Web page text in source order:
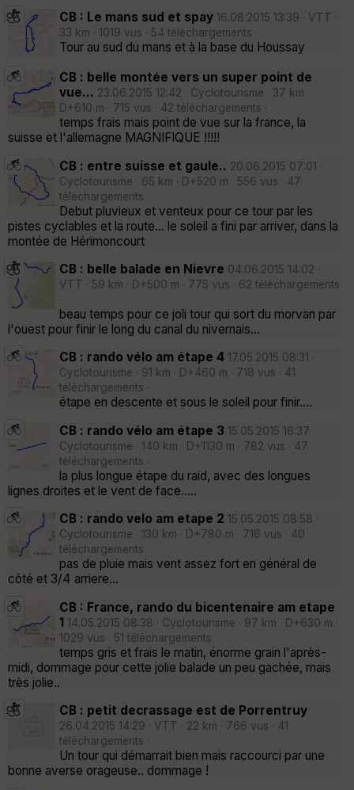
CB : Le mans sud et spay 16.08.2015 13:39 · VTT ·
33 km · 1019 vus · 54 téléchargements ·
Tour au sud du mans et à la base du Houssay
CB : belle montée vers un super point de
vue... 23.06.2015 12:42 · Cyclotourisme · 37 km ·
D+610 m · 715 vus · 42 téléchargements ·
temps frais mais point de vue sur la france, la
suisse et l'allemagne MAGNIFIQUE !!!!!
CB : entre suisse et gaule.. 20.06.2015 07:01 ·
Cyclotourisme · 65 km · D+520 m · 556 vus · 47
téléchargements ·
Debut pluvieux et venteux pour ce tour par les
pistes cyclables et la route... le soleil a fini par arriver, dans la
montée de Hérimoncourt
CB : belle balade en Nievre 04.06.2015 14:02 ·
VTT · 59 km · D+500 m · 775 vus · 62 téléchargements
·
beau temps pour ce joli tour qui sort du morvan par
l'ouest pour finir le long du canal du nivernais...
CB : rando vélo am étape 4 17.05.2015 08:31 ·
Cyclotourisme · 91 km · D+460 m · 718 vus · 41
téléchargements ·
étape en descente et sous le soleil pour finir....
CB : rando vélo am étape 3 15.05.2015 16:37 ·
Cyclotourisme · 140 km · D+1130 m · 782 vus · 47
téléchargements ·
la plus longue étape du raid, avec des longues
lignes droites et le vent de face.....
CB : rando velo am etape 2 15.05.2015 08:58 ·
Cyclotourisme · 130 km · D+780 m · 716 vus · 40
téléchargements ·
pas de pluie mais vent assez fort en général de
côté et 3/4 arriere...
CB : France, rando du bicentenaire am etape
1 14.05.2015 08:38 · Cyclotourisme · 97 km · D+630 m ·
1029 vus · 51 téléchargements ·
temps gris et frais le matin, énorme grain l'après-
midi, dommage pour cette jolie balade un peu gachée, mais
très jolie..
CB : petit decrassage est de Porrentruy
26.04.2015 14:29 · VTT · 22 km · 766 vus · 41
téléchargements ·
Un tour qui démarrait bien mais raccourci par une
bonne averse orageuse.. dommage !